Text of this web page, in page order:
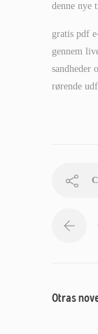
denne nye
gratis pdf
gennem
sandheder
rørende
Otras